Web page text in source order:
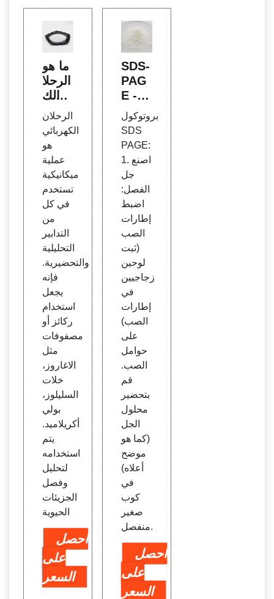
ما هو
الرحلا
ن الك
هربائ
ي؟ الت
عريف
والتار
يخ وال
عمل
والأنوا
ع - قا
رئ عل
م الأح
ياء
الرحلان
الكهربائي
هو
عملية
ميكانيكية
تستخدم
في كل
من
التدابير
التحليلية
والتحضيرية.
فإنه
يجعل
استخدام
ركائز أو
مصفوفات
مثل
الاغاروز،
خلات
السليلوز،
بولي
أكريلاميد.
يتم
استخدامه
لتحليل
وفصل
الجزيئات
الحيوية
احصل
على
السعر
SDS-
PAG
E - بر
وتوكو
ل الف
حص
بروتوكول
SDS
PAGE:
1. اصنع
جل
الفصل:
اضبط
إطارات
الصب
(ثبت
لوحين
زجاجيين
في
إطارات
الصب)
على
حوامل
الصب.
قم
بتحضير
محلول
الجل
(كما هو
موضح
أعلاه)
في
كوب
صغير
منفصل.
احصل
على
السعر